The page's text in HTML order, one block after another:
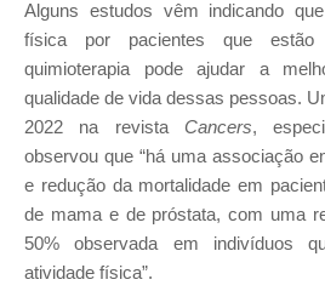
Alguns estudos vêm indicando
física por pacientes que estão
quimioterapia pode ajudar a
qualidade de vida dessas pessoas.
2022 na revista Cancers,
observou que “há uma associação
e redução da mortalidade em
de mama e de próstata, com uma
50% observada em indivíduos
atividade física”.